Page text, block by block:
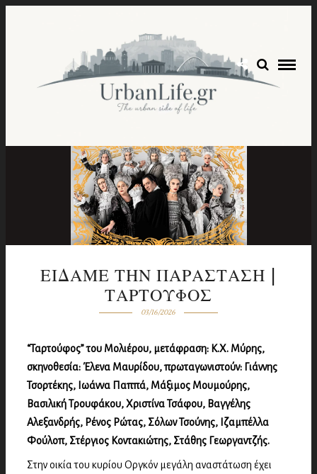
ΕΙΔΑΜΕ ΤΗΝ ΠΑΡΑΣΤΑΣΗ |
ΤΑΡΤΟΥΦΟΣ
03/16/2026
“Ταρτούφος” του Μολιέρου, μετάφραση: Κ.Χ. Μύρης,
σκηνοθεσία: Έλενα Μαυρίδου, πρωταγωνιστούν: Γιάννης
Τσορτέκης, Ιωάννα Παππά, Μάξιμος Μουμούρης,
Βασιλική Τρουφάκου, Χριστίνα Τσάφου, Βαγγέλης
Αλεξανδρής, Ρένος Ρώτας, Σόλων Τσούνης, Ιζαμπέλλα
Φούλοπ, Στέργιος Κοντακιώτης, Στάθης Γεωργαντζής.
Στην οικία του κυρίου Οργκόν μεγάλη αναστάτωση έχει